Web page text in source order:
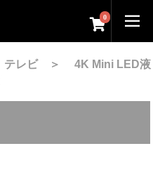
0
テレビ＞ 4K Mini LED液